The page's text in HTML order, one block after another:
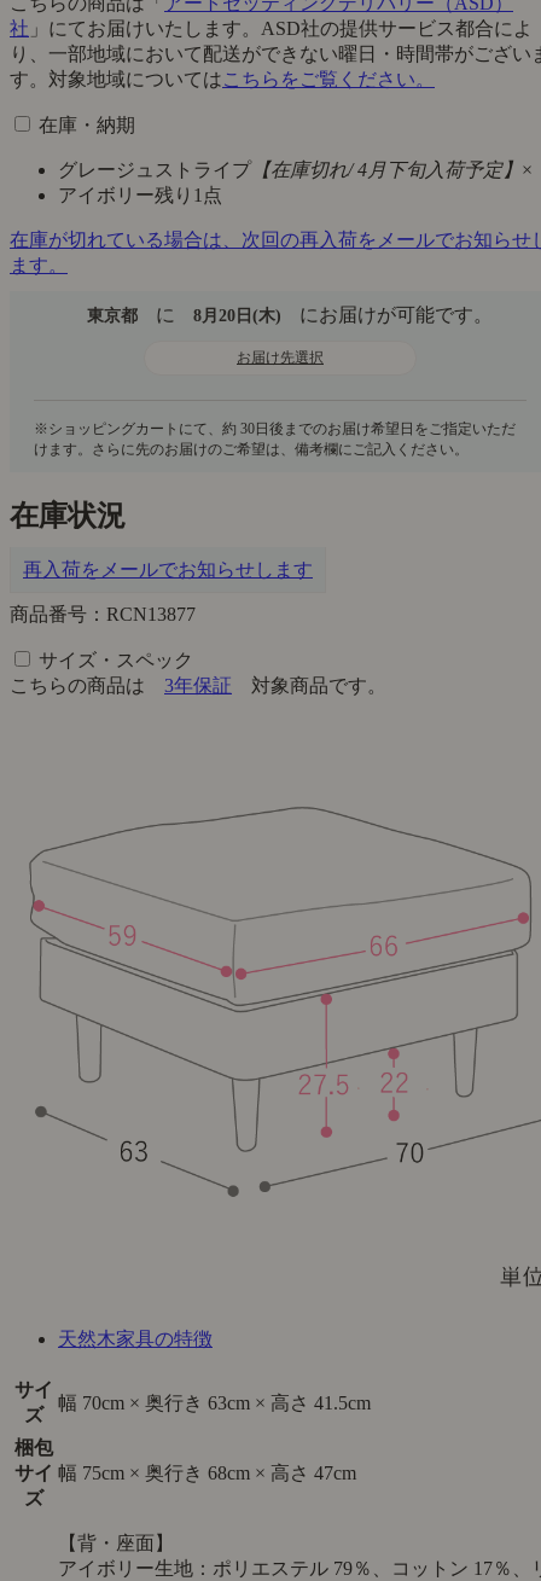
社 」にてお届けいたします。ASD社の提供サービス都合によ
り、一部地域において配送ができない曜日・時間帯がござい
す。対象地域についてはこちらをご覧ください。
在庫・納期
グレージュストライプ【在庫切れ/ 4月下旬入荷予定】 ×
アイボリー残り1点
在庫が切れている場合は、次回の再入荷をメールでお知らせ
ます。
東京都 に 8月20日(木) にお届けが可能です。
お届け先選択
在庫状況
再入荷をメールでお知らせします
商品番号：RCN13877
サイズ・スペック
こちらの商品は 3年保証 対象商品です。
天然木家具の特徴
サイ
ズ
幅 70cm × 奥行き 63cm × 高さ 41.5cm
梱包
サイ
ズ
幅 75cm × 奥行き 68cm × 高さ 47cm
【背・座面】
アイボリー生地：ポリエステル 79％、コットン 17％、